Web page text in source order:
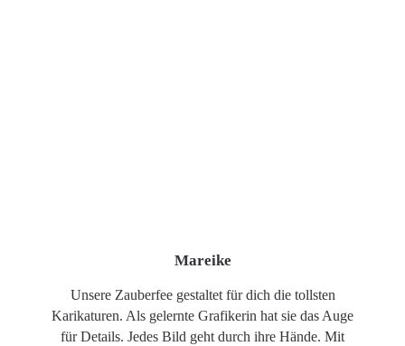
Mareike
Unsere Zauberfee gestaltet für dich die tollsten
Karikaturen. Als gelernte Grafikerin hat sie das Auge
für Details. Jedes Bild geht durch ihre Hände. Mit